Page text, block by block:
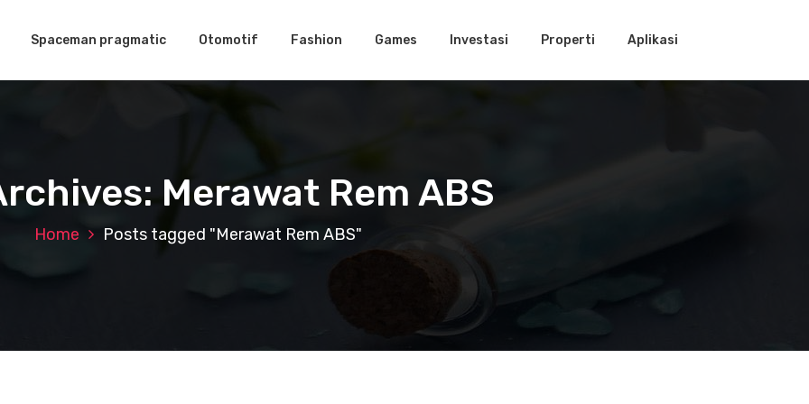
Spaceman pragmatic Otomotif Fashion Games Investasi Properti Aplikasi
Merawat Rem ABS
Home Posts tagged "Merawat Rem ABS"